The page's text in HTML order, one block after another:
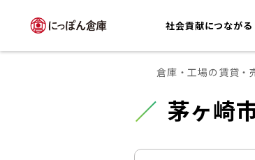
社会貢献につながる
倉庫・工場の賃貸・
茅ヶ崎